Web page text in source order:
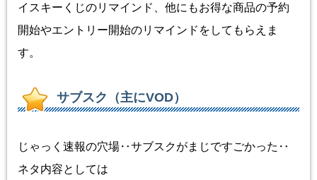
イスキーくじのリマインド、他にもお得な商品の予約
開始やエントリー開始のリマインドをしてもらえま
す。
サブスク（主にVOD）
じゃっく速報の穴場‥サブスクがまじですごかった‥
ネタ内容としては